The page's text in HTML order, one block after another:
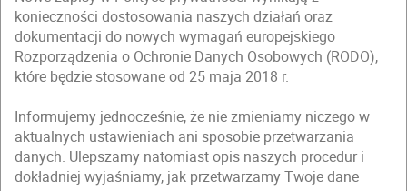
konieczności dostosowania naszych działań oraz
dokumentacji do nowych wymagań europejskiego
Rozporządzenia o Ochronie Danych Osobowych (RODO),
które będzie stosowane od 25 maja 2018 r.
Informujemy jednocześnie, że nie zmieniamy niczego w
aktualnych ustawieniach ani sposobie przetwarzania
danych. Ulepszamy natomiast opis naszych procedur i
dokładniej wyjaśniamy, jak przetwarzamy Twoje dane